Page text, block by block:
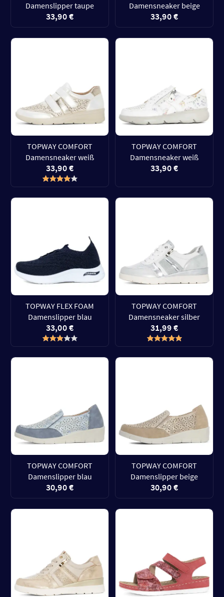
Damenslipper taupe
33,90 €
Damensneaker beige
33,90 €
TOPWAY COMFORT
Damensneaker weiß
33,90 €
TOPWAY COMFORT
Damensneaker weiß
33,90 €
TOPWAY FLEX FOAM
Damenslipper blau
33,00 €
TOPWAY COMFORT
Damensneaker silber
31,99 €
TOPWAY COMFORT
Damenslipper blau
30,90 €
TOPWAY COMFORT
Damenslipper beige
30,90 €